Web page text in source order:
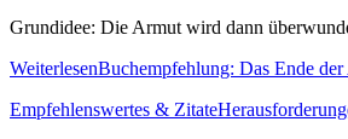
Grundidee: Die Armut wird dann
WeiterlesenBuchempfehlung: Das Ende
Empfehlenswertes & Zitate